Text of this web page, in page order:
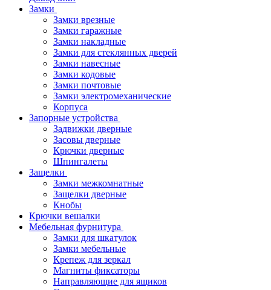
Замки
Замки врезные
Замки гаражные
Замки накладные
Замки для стеклянных дверей
Замки навесные
Замки кодовые
Замки почтовые
Замки электромеханические
Корпуса
Запорные устройства
Задвижки дверные
Засовы дверные
Крючки дверные
Шпингалеты
Защелки
Замки межкомнатные
Защелки дверные
Кнобы
Крючки вешалки
Мебельная фурнитура
Замки для шкатулок
Замки мебельные
Крепеж для зеркал
Магниты фиксаторы
Направляющие для ящиков